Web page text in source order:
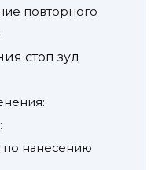
повторного
стоп зуд
нанесению